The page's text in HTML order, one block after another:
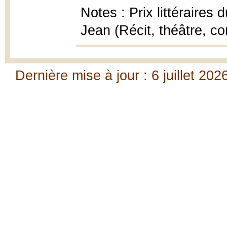
Notes : Prix littéraires
Jean (Récit, théâtre,
Dernière mise à jour : 6 juillet